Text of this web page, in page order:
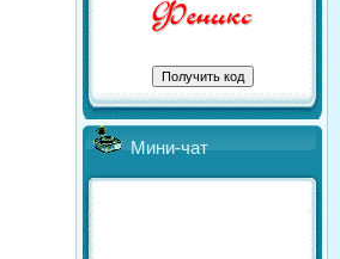
Мини-чат